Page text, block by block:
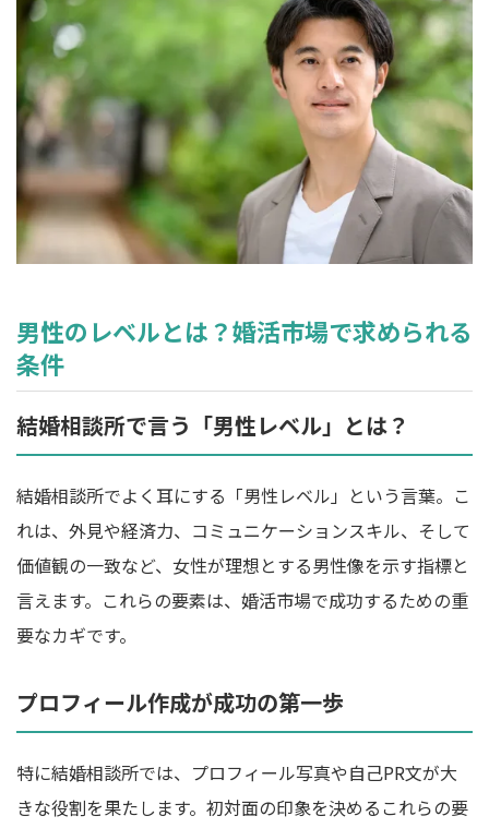
男性のレベルとは？婚活市場で求められる
条件
結婚相談所で言う「男性レベル」とは？
結婚相談所でよく耳にする「男性レベル」という言葉。こ
れは、外見や経済力、コミュニケーションスキル、そして
価値観の一致など、女性が理想とする男性像を示す指標と
言えます。これらの要素は、婚活市場で成功するための重
要なカギです。
プロフィール作成が成功の第一歩
特に結婚相談所では、プロフィール写真や自己PR文が大
きな役割を果たします。初対面の印象を決めるこれらの要